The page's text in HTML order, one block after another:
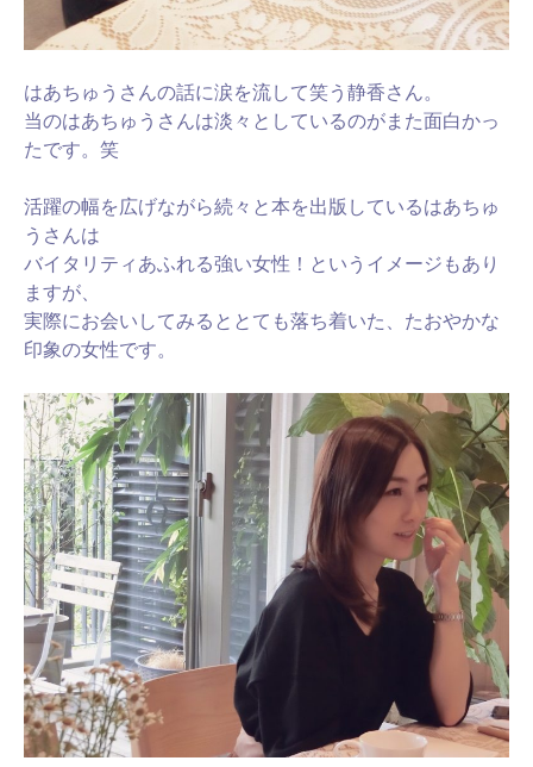
はあちゅうさんの話に涙を流して笑う静香さん。
当のはあちゅうさんは淡々としているのがまた面白かっ
たです。笑
活躍の幅を広げながら続々と本を出版しているはあちゅ
うさんは
バイタリティあふれる強い女性！というイメージもあり
ますが、
実際にお会いしてみるととても落ち着いた、たおやかな
印象の女性です。